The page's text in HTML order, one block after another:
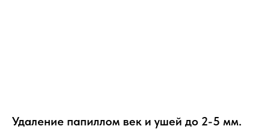
Удаление папиллом век и ушей до 2-5 мм.